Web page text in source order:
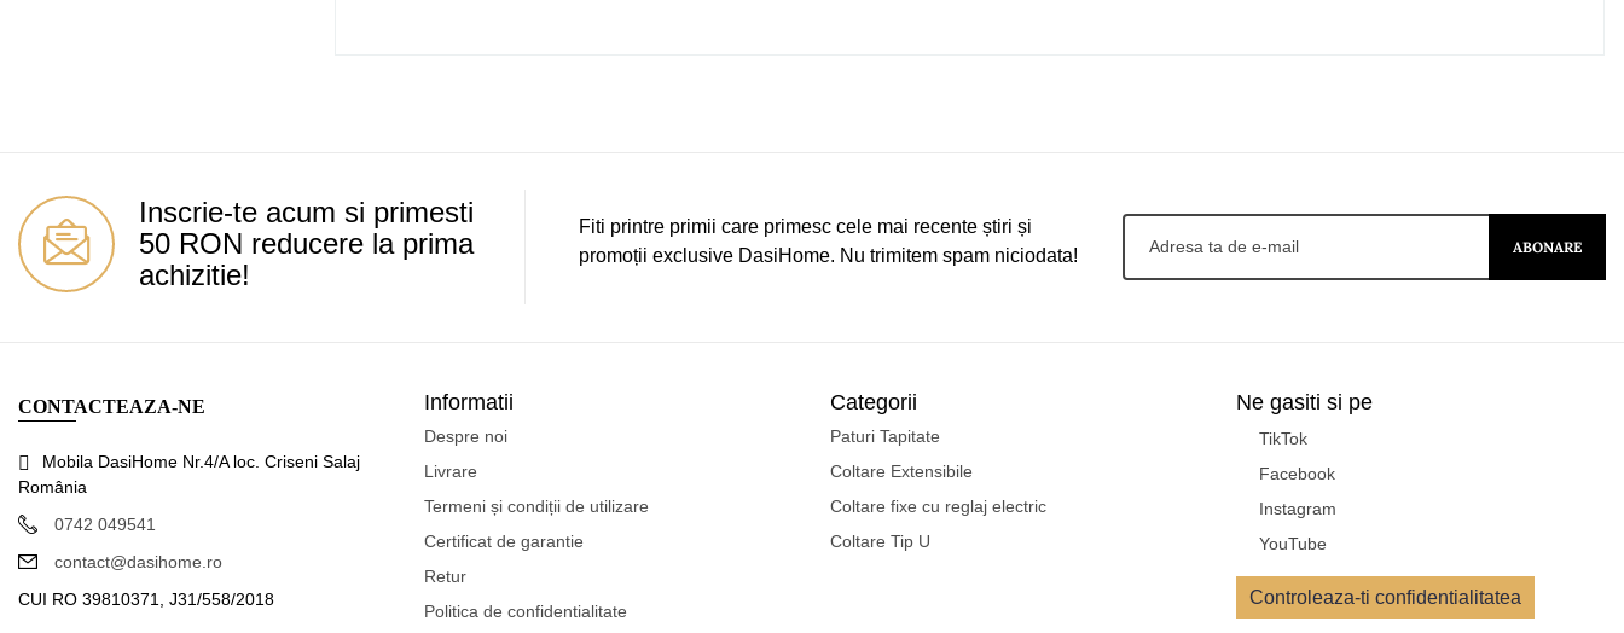
Inscrie-te acum si primesti
50 RON reducere la prima
achizitie!
Fiti printre primii care primesc cele mai recente știri și
promoții exclusive DasiHome. Nu trimitem spam niciodata!
ABONARE
CONTACTEAZA-NE
Mobila DasiHome Nr.4/A loc. Criseni Salaj
România
0742 049541
contact@dasihome.ro
CUI RO 39810371, J31/558/2018
Informatii
Despre noi
Livrare
Termeni și condiții de utilizare
Certificat de garantie
Retur
Politica de confidentialitate
Categorii
Paturi Tapitate
Coltare Extensibile
Coltare fixe cu reglaj electric
Coltare Tip U
Ne gasiti si pe
TikTok
Facebook
Instagram
YouTube
Controleaza-ti confidentialitatea